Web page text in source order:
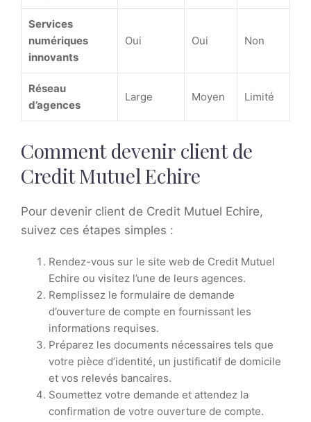
Services
numériques
innovants
Oui Oui Non
Réseau
d’agences
Large Moyen Limité
Comment devenir client de
Credit Mutuel Echire
Pour devenir client de Credit Mutuel Echire,
suivez ces étapes simples :
Rendez-vous sur le site web de Credit Mutuel
Echire ou visitez l’une de leurs agences.
Remplissez le formulaire de demande
d’ouverture de compte en fournissant les
informations requises.
Préparez les documents nécessaires tels que
votre pièce d’identité, un justificatif de domicile
et vos relevés bancaires.
Soumettez votre demande et attendez la
confirmation de votre ouverture de compte.